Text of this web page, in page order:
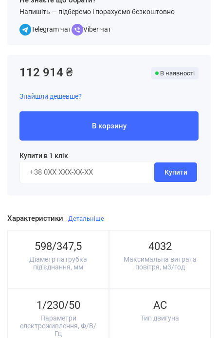
Напишіть — підберемо і порахуємо безкоштовно
Telegram чат Viber чат
Характеристики Детальніше
598/347,5
Діаметр патрубка
під'єднання, мм
4032
Максимальна витрата
повітря, м3/год
1/230/50
Параметри
електроживлення, Ф/В/
Гц
AC
Тип двигуна
112 914 ₴ В наявності
Знайшли дешевше?
В корзину
Купити в 1 клік
Купити